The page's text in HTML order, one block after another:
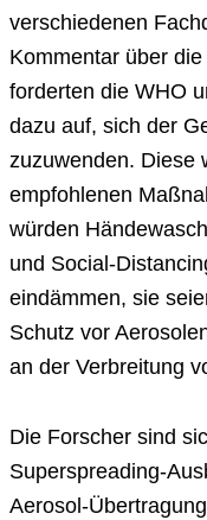
verschiedenen
Kommentar über
forderten die WHO
dazu auf, sich der
zuzuwenden. Diese
empfohlenen
würden
und Social-
eindämmen, sie
Schutz vor
an der Verbreitung
Die Forscher sind
Superspreading-
Aerosol-